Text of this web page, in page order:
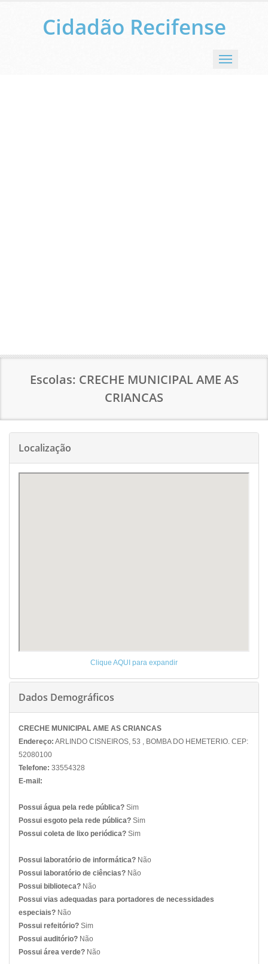
Cidadão Recifense
Menu
Escolas: CRECHE MUNICIPAL AME AS
CRIANCAS
Localização
Clique AQUI para expandir
Dados Demográficos
CRECHE MUNICIPAL AME AS CRIANCAS
Endereço: ARLINDO CISNEIROS, 53 , BOMBA DO HEMETERIO. CEP:
52080100
Telefone: 33554328
E-mail:
Possui água pela rede pública? Sim
Possui esgoto pela rede pública? Sim
Possui coleta de lixo periódica? Sim
Possui laboratório de informática? Não
Possui laboratório de ciências? Não
Possui biblioteca? Não
Possui vias adequadas para portadores de necessidades
especiais? Não
Possui refeitório? Sim
Possui auditório? Não
Possui área verde? Não